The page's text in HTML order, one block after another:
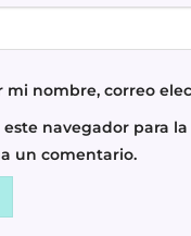
mi nombre, correo
navegador para
un comentario.